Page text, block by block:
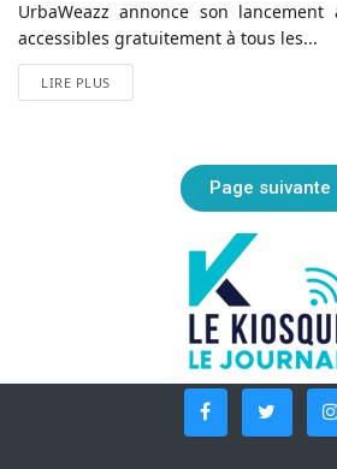
UrbaWeazz annonce son lancement
accessibles gratuitement à tous les...
LIRE PLUS
Page suivante